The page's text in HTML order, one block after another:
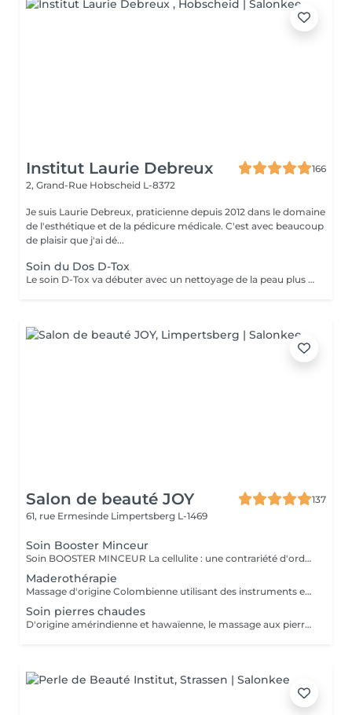
Institut Laurie Debreux
166
2, Grand-Rue Hobscheid L-8372
Je suis Laurie Debreux, praticienne depuis 2012 dans le domaine
de l'esthétique et de la pédicure médicale. C'est avec beaucoup
de plaisir que j'ai dé...
Soin du Dos D-Tox
Le soin D-Tox va débuter avec un nettoyage de la peau plus en profondeur sans dessécher la peau. Il va éliminer les impuretés, le sébum et les toxines permettant ainsi à la peau de mieux respirer et mieux absorber les actifs qui vont suivre. Il va révéler un teint clarifié et d'apparence saine. La peau sera plus douce, rafraichie et radieuse. Le soin est composé d'un nettoyage profond en douceur et d'un masque crème hydratant intense.
Salon de beauté JOY
137
61, rue Ermesinde Limpertsberg L-1469
Soin Booster Minceur
Soin BOOSTER MINCEUR La cellulite : une contrariété d'ordre circulatoire. La professionnelle de l'esthétique mettra un point d'honneur à améliorer les échanges sanguins et lymphatiques tout au long de la cure minceur grâce à des manuvres toniques, des effleurages et également des pressions ascendantes. DES RÉSULTATS VISIBLES Améliore la circulation sanguine et lymphatique Améliore l'estime de soi et l'acceptation de son corps à chaque séance Dissocie les amas adipeux Améliore l'aspect de la peau, diminution des capitons : Visible dès les 10 premiers jours EN CURE 8 à 12 séances à raison de 2 séances par semaine Pour un résultat optimal, l'application de produits minceur tels que l'ESSENCE D'ESTIME BOOSTER MINCEUR et la CRÈME MINCEUR 24H est primordiale et doit s'accompagner d'une alimentation équilibrée et d'une pratique sportive régulière
Maderothérapie
Massage d'origine Colombienne utilisant des instruments en bois naturel pour remodeler le corps, briser les graisses, stimuler le système lymphatique et lisser la peau. Cette méthode non invasive cible la cellulite ( cuisse , ventre, bras ) et raffermie la silhouette.
Soin pierres chaudes
D'origine amérindienne et hawaïenne, le massage aux pierres chaudes ou « stone therapy » est une technique de massage utilisant des pierres de basalte d'origine volcanique et le modelage manuel . Ces pierres, une fois chauffées, procurent une sensation de bien-être et ont différentes vertus thérapeutiques.